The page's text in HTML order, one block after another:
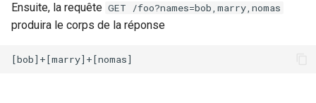
rsa
scrypt
Ensuite, la requête GET /foo?names=bob,marry,nomas
produira le corps de la réponse